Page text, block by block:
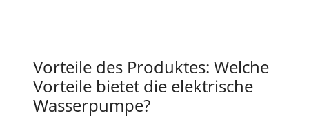
Vorteile des Produktes: Welche
Vorteile bietet die elektrische
Wasserpumpe?